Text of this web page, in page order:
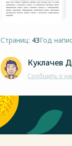
Страниц: 43Год
Куклачев
Сообщить о